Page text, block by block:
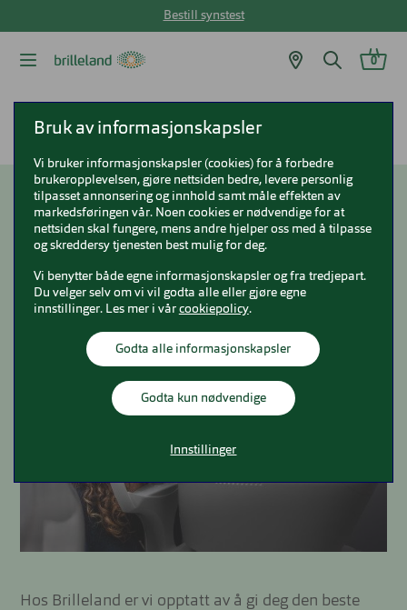
Bestill synstest
0
OCT - en trygghet for
øyehelsen din
Hos Brilleland er vi opptatt av å gi deg den beste
Bruk av informasjonskapsler
Vi bruker informasjonskapsler (cookies) for å forbedre
brukeropplevelsen, gjøre nettsiden bedre, levere personlig
tilpasset annonsering og innhold samt måle effekten av
markedsføringen vår. Noen cookies er nødvendige for at
nettsiden skal fungere, mens andre hjelper oss med å tilpasse
og skreddersy tjenesten best mulig for deg.
Vi benytter både egne informasjonskapsler og fra tredjepart.
Du velger selv om vi vil godta alle eller gjøre egne
innstillinger. Les mer i vår cookiepolicy.
Godta alle informasjonskapsler
Godta kun nødvendige
Innstillinger